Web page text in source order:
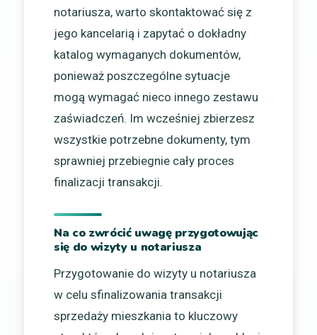
notariusza, warto skontaktować się z
jego kancelarią i zapytać o dokładny
katalog wymaganych dokumentów,
ponieważ poszczególne sytuacje
mogą wymagać nieco innego zestawu
zaświadczeń. Im wcześniej zbierzesz
wszystkie potrzebne dokumenty, tym
sprawniej przebiegnie cały proces
finalizacji transakcji.
Na co zwrócić uwagę przygotowując
się do wizyty u notariusza
Przygotowanie do wizyty u notariusza
w celu sfinalizowania transakcji
sprzedaży mieszkania to kluczowy